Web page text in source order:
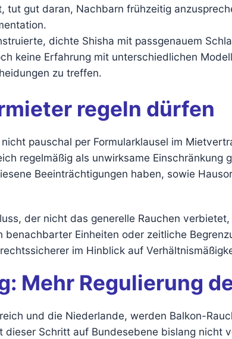
tut gut daran, Nachbarn frühzeitig
dichte Shisha mit passgenauem
keine Erfahrung mit unterschiedlichen
zu treffen.
regeln dürfen
pauschal per Formularklausel im
regelmäßig als unwirksame
Beeinträchtigungen haben, sowie
der nicht das generelle Rauchen
Einheiten oder zeitliche
im Hinblick auf
Mehr Regulierung
und die Niederlande, werden Balkon-
Schritt auf Bundesebene bislang nicht